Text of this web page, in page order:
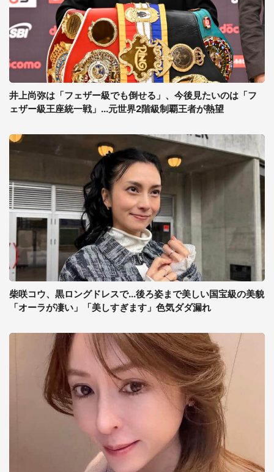
井上尚弥は「フェザー級でも倒せる」、今後見たいのは「フ
ェザー級王座統一戦」...元世界2階級制覇王者が熱望
柴咲コウ、黒ロングドレスで...後ろ姿まで美しい国宝級の美貌
「オーラが凄い」「美しすぎます」色気ダダ漏れ